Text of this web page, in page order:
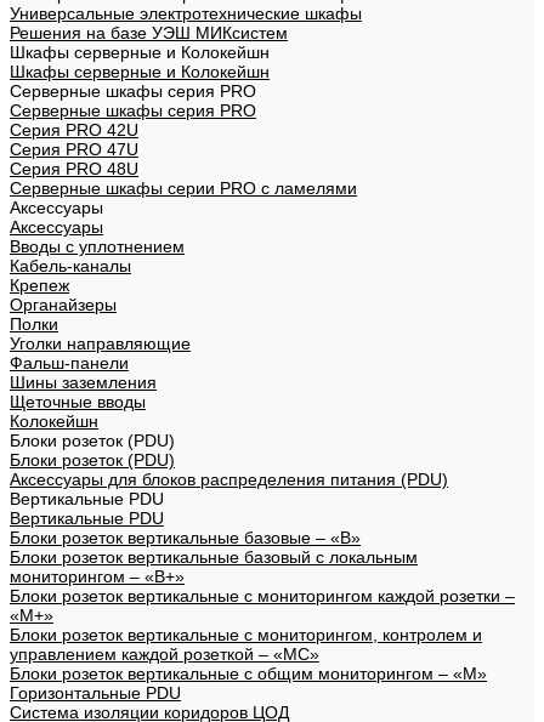
Универсальные электротехнические шкафы
Решения на базе УЭШ МИКсистем
Шкафы серверные и Колокейшн
Шкафы серверные и Колокейшн
Серверные шкафы серия PRO
Серверные шкафы серия PRO
Серия PRO 42U
Серия PRO 47U
Серия PRO 48U
Серверные шкафы серии PRO с ламелями
Аксессуары
Аксессуары
Вводы с уплотнением
Кабель-каналы
Крепеж
Органайзеры
Полки
Уголки направляющие
Фальш-панели
Шины заземления
Щеточные вводы
Колокейшн
Блоки розеток (PDU)
Блоки розеток (PDU)
Аксессуары для блоков распределения питания (PDU)
Вертикальные PDU
Вертикальные PDU
Блоки розеток вертикальные базовые – «В»
Блоки розеток вертикальные базовый с локальным
мониторингом – «В+»
Блоки розеток вертикальные с мониторингом каждой розетки –
«М+»
Блоки розеток вертикальные с мониторингом, контролем и
управлением каждой розеткой – «МС»
Блоки розеток вертикальные с общим мониторингом – «М»
Горизонтальные PDU
Система изоляции коридоров ЦОД